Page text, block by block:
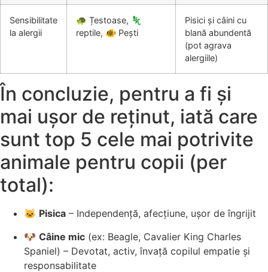
Sensibilitate
la alergii
🐢 Țestoase, 🦎
reptile, 🐠 Pești
Pisici și câini cu
blană abundentă
(pot agrava
alergiile)
În concluzie, pentru a fi și
mai ușor de reținut, iată care
sunt top 5 cele mai potrivite
animale pentru copii (per
total):
🐱 Pisica – Independență, afecțiune, ușor de îngrijit
🐶 Câine mic (ex: Beagle, Cavalier King Charles
Spaniel) – Devotat, activ, învață copilul empatie și
responsabilitate